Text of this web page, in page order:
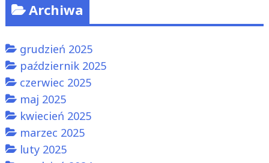
Archiwa
grudzień 2025
październik 2025
czerwiec 2025
maj 2025
kwiecień 2025
marzec 2025
luty 2025